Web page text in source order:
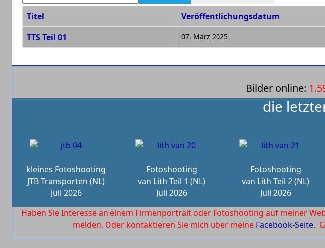
Beiträge
Titel Veröffentlichungsdatum
TTS Teil 01
07. März 2025
Bilder online:
die
kleines Fotoshooting
JTB Transporten (NL)
Juli 2026
Fotoshooting
van Lith Teil 1 (NL)
Juli 2026
Fotoshooting
van Lith Teil 2 (NL)
Juli 2026
Haben Sie Interesse an einem Firmenportrait oder Fotoshooting auf meiner
melden. Oder kontaktieren Sie mich über meine Facebook-Seite.